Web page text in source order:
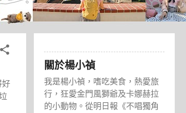
好
關於楊小禎
我是楊小禎，嗜吃美食，熱愛旅
行，狂愛金門風獅爺及卡娜赫拉
的小動物。從明日報《不唱獨角